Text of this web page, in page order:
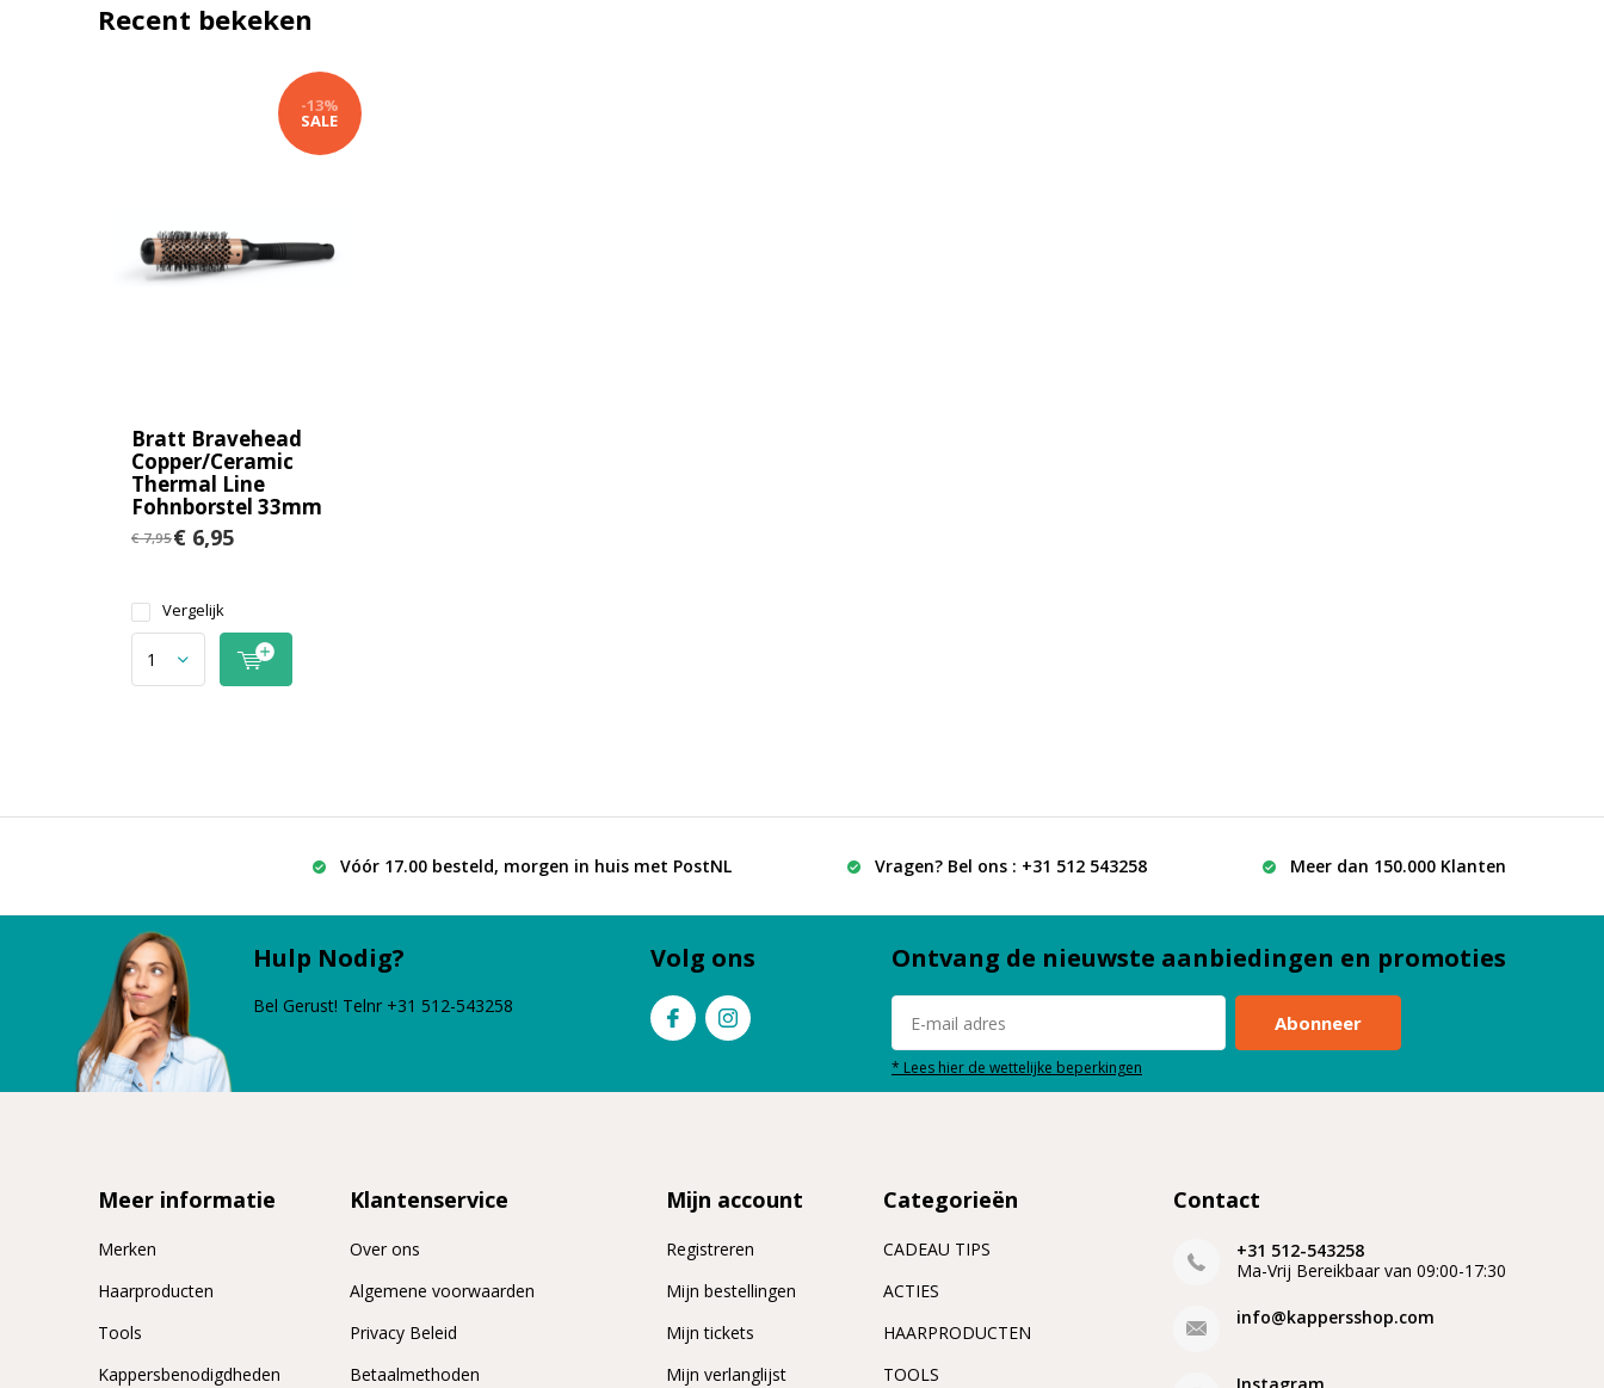
Recent bekeken
Bratt Bravehead
Copper/Ceramic
Thermal Line
Fohnborstel 33mm
-13%
SALE
€ 7,95€ 6,95
Vergelijk
Vóór 17.00 besteld, morgen in huis met PostNL Vragen? Bel ons : +31 512 543258 Meer dan 150.000 Klanten
Hulp Nodig?
Bel Gerust! Telnr +31 512-543258
Volg ons Ontvang de nieuwste aanbiedingen en promoties
Abonneer
* Lees hier de wettelijke beperkingen
Meer informatie
Merken
Haarproducten
Tools
Kappersbenodigdheden
Klantenservice
Over ons
Algemene voorwaarden
Privacy Beleid
Betaalmethoden
Mijn account
Registreren
Mijn bestellingen
Mijn tickets
Mijn verlanglijst
Categorieën
CADEAU TIPS
ACTIES
HAARPRODUCTEN
TOOLS
Contact
+31 512-543258
Ma-Vrij Bereikbaar van 09:00-17:30
info@kappersshop.com